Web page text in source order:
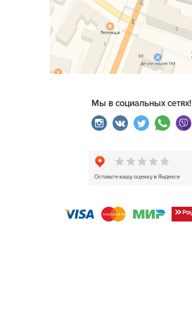
Мы в социальных сетях!